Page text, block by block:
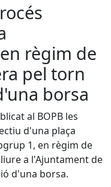
règim de
pel torn
borsa
al BOPB les
d'una plaça
1, en règim de
a l'Ajuntament de
d'una borsa.